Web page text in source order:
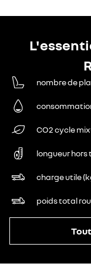
nombre de
CO2 cycle
longueur hors
charge utile
poids total